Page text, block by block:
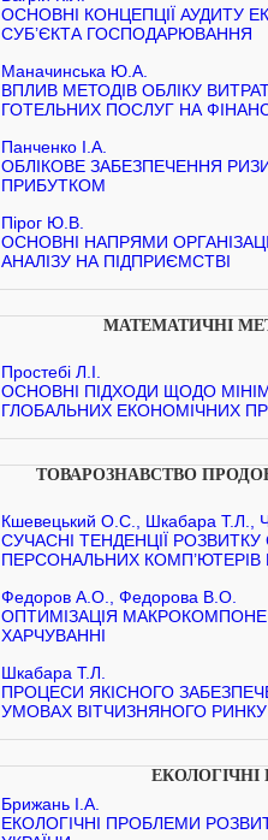
ОСНОВНІ КОНЦЕПЦІЇ АУДИТУ
СУБ’ЄКТА ГОСПОДАРЮВАННЯ
Маначинська Ю.А.
ВПЛИВ МЕТОДІВ ОБЛІКУ
ГОТЕЛЬНИХ ПОСЛУГ НА
Панченко І.А.
ОБЛІКОВЕ ЗАБЕЗПЕЧЕННЯ
ПРИБУТКОМ
Пірог Ю.В.
ОСНОВНІ НАПРЯМИ
АНАЛІЗУ НА ПІДПРИЄМСТВІ
МАТЕМАТИЧНІ
Простебі Л.І.
ОСНОВНІ ПІДХОДИ ЩОДО
ГЛОБАЛЬНИХ ЕКОНОМІЧНИХ
ТОВАРОЗНАВСТВО
Кшевецький О.С., Шкабара Т.Л.,
СУЧАСНІ ТЕНДЕНЦІЇ
ПЕРСОНАЛЬНИХ
Федоров А.О., Федорова В.О.
ОПТИМІЗАЦІЯ
ХАРЧУВАННІ
Шкабара Т.Л.
ПРОЦЕСИ ЯКІСНОГО
УМОВАХ ВІТЧИЗНЯНОГО РИНКУ
Брижань І.А.
ЕКОЛОГІЧНІ ПРОБЛЕМИ